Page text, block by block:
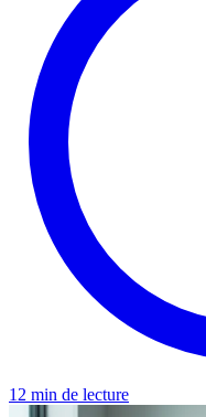
12 min de lecture